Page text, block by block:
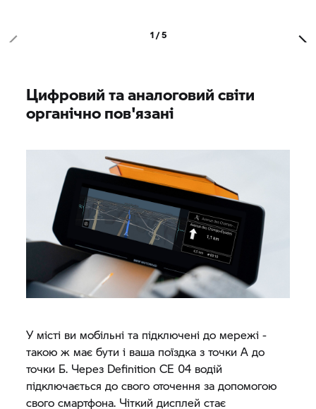
1 / 5
Цифровий та аналоговий світи
органічно пов'язані
У місті ви мобільні та підключені до мережі -
такою ж має бути і ваша поїздка з точки А до
точки Б. Через Definition CE 04 водій
підключається до свого оточення за допомогою
свого смартфона. Чіткий дисплей стає